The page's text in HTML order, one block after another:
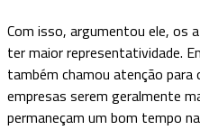
Com isso, argumentou ele, os
ter maior representatividade.
também chamou atenção
empresas serem geralmente
permaneçam um bom tempo